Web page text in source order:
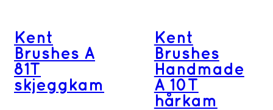
Kent
Brushes A
81T
skjeggkam
Kent
Brushes
Handmade
A 10T
hårkam